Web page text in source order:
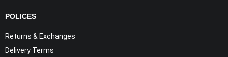
POLICES
Returns & Exchanges
Delivery Terms